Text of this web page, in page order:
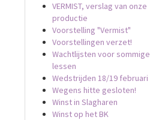
VERMIST, verslag van onze
productie
Voorstelling "Vermist"
Voorstellingen verzet!
Wachtlijsten voor sommige
lessen
Wedstrijden 18/19 februari
Wegens hitte gesloten!
Winst in Slagharen
Winst op het BK